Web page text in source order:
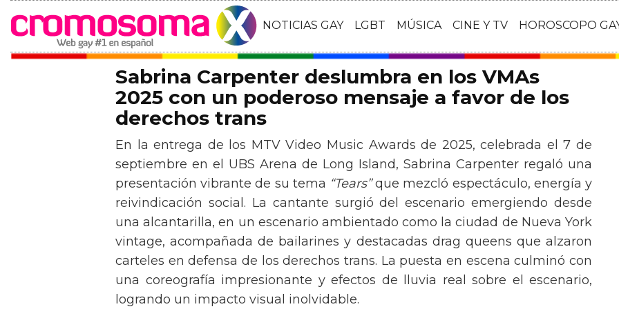
NOTICIAS GAY LGBT MÚSICA CINE Y TV HOROSCOPO
Sabrina Carpenter deslumbra en los VMAs
2025 con un poderoso mensaje a favor de los
derechos trans
En la entrega de los MTV Video Music Awards de 2025, celebrada el 7 de
septiembre en el UBS Arena de Long Island, Sabrina Carpenter regaló una
presentación vibrante de su tema “Tears”que mezcló espectáculo, energía y
reivindicación social. La cantante surgió del escenario emergiendo desde
una alcantarilla, en un escenario ambientado como la ciudad de Nueva York
vintage, acompañada de bailarines y destacadas drag queens que alzaron
carteles en defensa de los derechos trans. La puesta en escena culminó con
una coreografía impresionante y efectos de lluvia real sobre el escenario,
logrando un impacto visual inolvidable.